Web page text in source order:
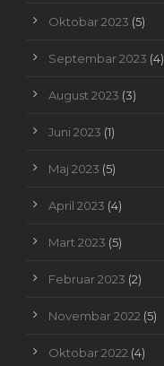
Oktobar 2023 (5)
Septembar 2023 (4)
August 2023 (3)
Juni 2023 (1)
Maj 2023 (5)
April 2023 (4)
Mart 2023 (5)
Februar 2023 (2)
Novembar 2022 (5)
Oktobar 2022 (4)